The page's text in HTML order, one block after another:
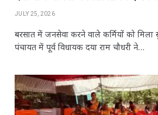
JULY 25, 2026
बरसात में जनसेवा करने वाले कर्मियों को
पंचायत में पूर्व विधायक दया राम चौधरी ने…